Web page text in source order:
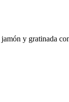
jamón y gratinada